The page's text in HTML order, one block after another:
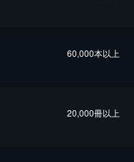
60,000本以上
20,000冊以上